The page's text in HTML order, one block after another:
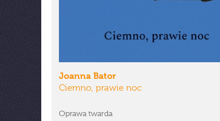
Joanna Bator
Ciemno, prawie noc
Oprawa twarda